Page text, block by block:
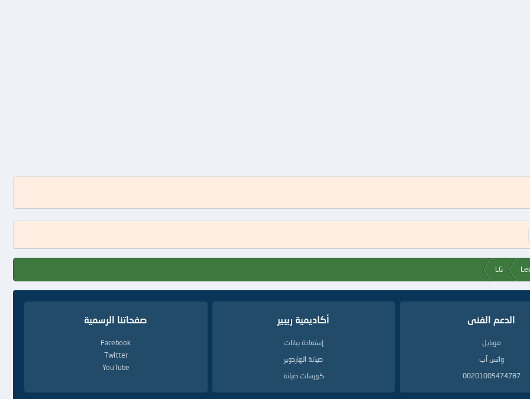
LG
الدعم الفنى
موبايل
واتس آب
00201005474787
أكاديمية ريبير
إستعادة بيانات
صيانة الهاردوير
كورسات صيانة
صفحاتنا الرسمية
Facebook
Twitter
YouTube